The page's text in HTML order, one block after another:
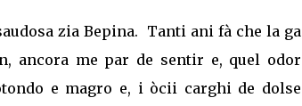
zia Bepina. Tanti ani fà che la ga
ancora me par de sentir e, quel odor
e magro e, i òcii carghi de dolse